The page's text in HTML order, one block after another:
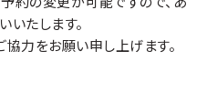
いたします。
協力をお願い申し上げます。